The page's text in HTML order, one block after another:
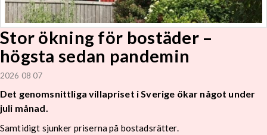
Stor ökning för bostäder –
högsta sedan pandemin
2026 08 07
Det genomsnittliga villapriset i Sverige ökar något under
juli månad.
Samtidigt sjunker priserna på bostadsrätter.